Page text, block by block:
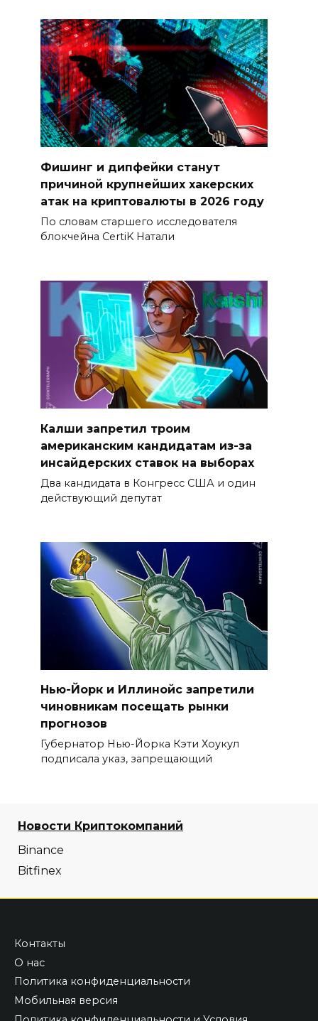
Фишинг и дипфейки станут
причиной крупнейших хакерских
атак на криптовалюты в 2026 году
По словам старшего исследователя
блокчейна CertiK Натали
Калши запретил троим
американским кандидатам из-за
инсайдерских ставок на выборах
Два кандидата в Конгресс США и один
действующий депутат
Нью-Йорк и Иллинойс запретили
чиновникам посещать рынки
прогнозов
Губернатор Нью-Йорка Кэти Хоукул
подписала указ, запрещающий
Новости Криптокомпаний
Binance
Bitfinex
Контакты
О нас
Политика конфиденциальности
Мобильная версия